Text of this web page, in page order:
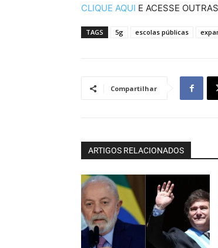
CLIQUE AQUI E ACESSE
TAGS 5g escolas públicas
Compartilhar
ARTIGOS RELACIONADOS